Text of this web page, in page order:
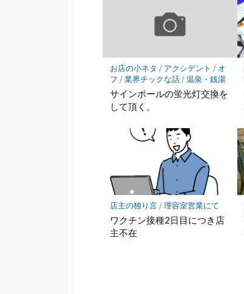
保
存
お店の小ネタ / アクシデント / オ
フ /業界チックな話/温泉・銭湯
サインポールの蛍光灯交換を
して頂く。
店主の独り言/理容室営業にて
ワクチン接種2日目につき店
主不在